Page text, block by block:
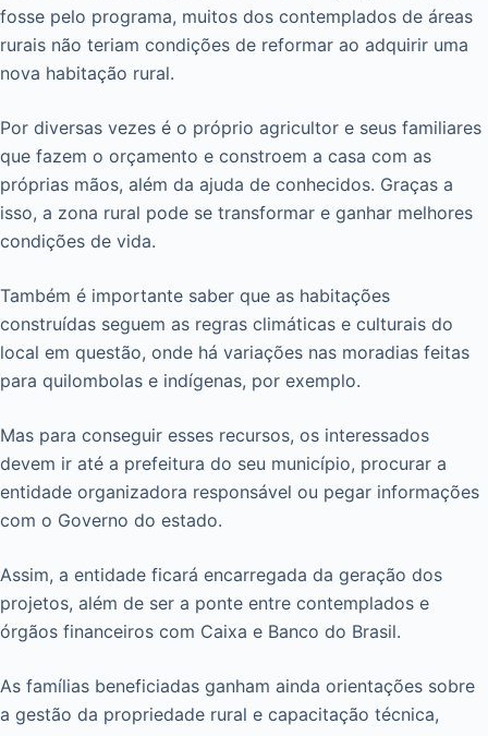
fosse pelo programa, muitos dos contemplados de áreas
rurais não teriam condições de reformar ao adquirir uma
nova habitação rural.
Por diversas vezes é o próprio agricultor e seus familiares
que fazem o orçamento e constroem a casa com as
próprias mãos, além da ajuda de conhecidos. Graças a
isso, a zona rural pode se transformar e ganhar melhores
condições de vida.
Também é importante saber que as habitações
construídas seguem as regras climáticas e culturais do
local em questão, onde há variações nas moradias feitas
para quilombolas e indígenas, por exemplo.
Mas para conseguir esses recursos, os interessados
devem ir até a prefeitura do seu município, procurar a
entidade organizadora responsável ou pegar informações
com o Governo do estado.
Assim, a entidade ficará encarregada da geração dos
projetos, além de ser a ponte entre contemplados e
órgãos financeiros com Caixa e Banco do Brasil.
As famílias beneficiadas ganham ainda orientações sobre
a gestão da propriedade rural e capacitação técnica,